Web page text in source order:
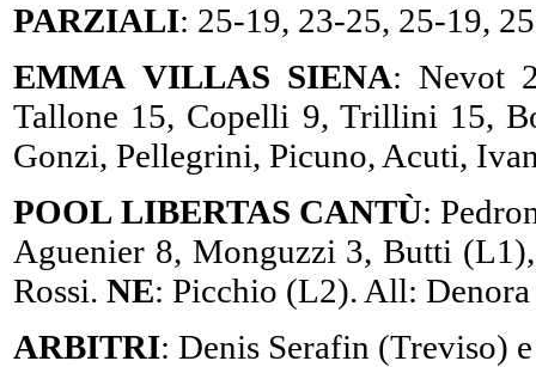
PARZIALI: 25-19, 23-25, 25-19,
EMMA VILLAS SIENA: Nevot
Tallone 15, Copelli 9, Trillini 15,
Gonzi, Pellegrini, Picuno, Acuti,
POOL LIBERTAS CANTÙ:
Aguenier 8, Monguzzi 3, Butti
Rossi. NE: Picchio (L2). All: Denora
ARBITRI: Denis Serafin (Treviso)